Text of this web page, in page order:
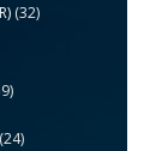
(32)
(24)